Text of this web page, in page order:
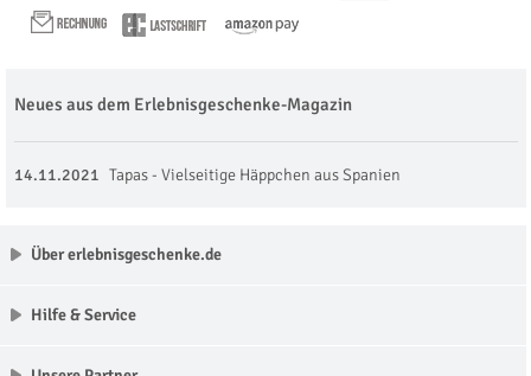
Neues aus dem Erlebnisgeschenke-Magazin
14.11.2021 Tapas - Vielseitige Häppchen aus Spanien
Über erlebnisgeschenke.de
Hilfe & Service